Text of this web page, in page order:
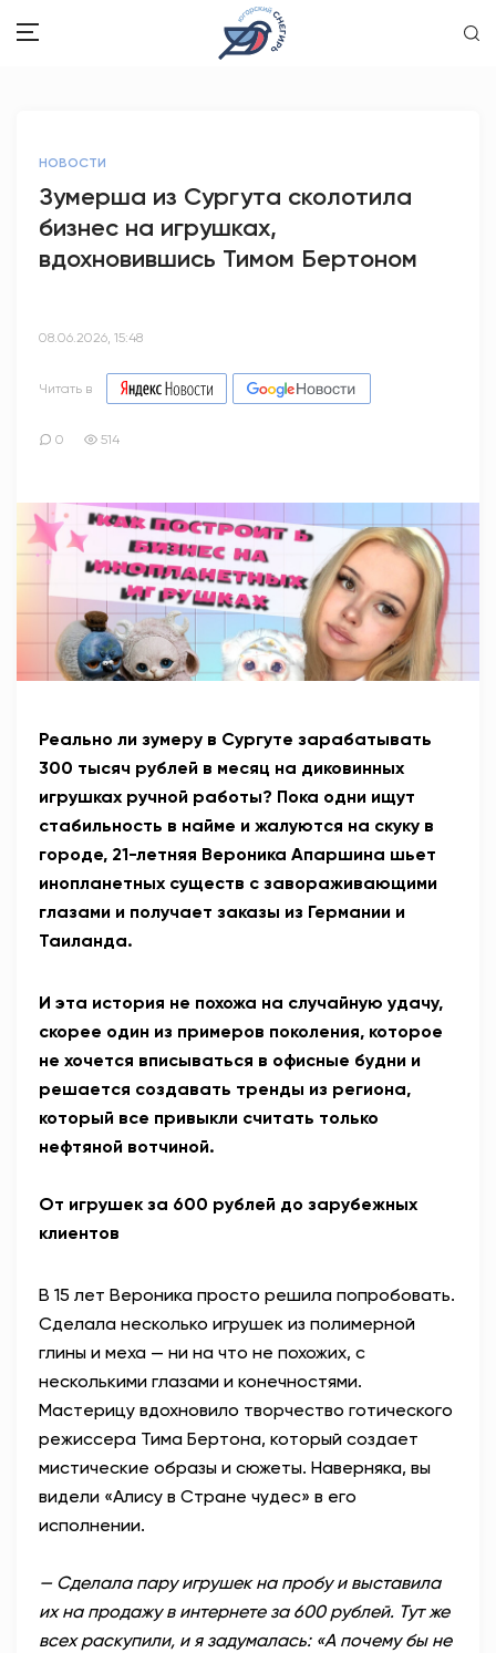
ОБРАЗОВАНИЕ
СПОРТ
АНТИТЕРРОР
НОВОСТИ
ОФИЦИАЛЬНО
82,17
Вход / Регистрация
НОВОСТИ
Зумерша из Сургута сколотила
бизнес на игрушках,
вдохновившись Тимом Бертоном
08.06.2026, 15:48
Читать в
0 514
Реально ли зумеру в Сургуте зарабатывать
300 тысяч рублей в месяц на диковинных
игрушках ручной работы? Пока одни ищут
стабильность в найме и жалуются на скуку в
городе, 21-летняя Вероника Апаршина шьет
инопланетных существ с завораживающими
глазами и получает заказы из Германии и
Таиланда.
И эта история не похожа на случайную удачу,
скорее один из примеров поколения, которое
не хочется вписываться в офисные будни и
решается создавать тренды из региона,
который все привыкли считать только
нефтяной вотчиной.
От игрушек за 600 рублей до зарубежных
клиентов
В 15 лет Вероника просто решила попробовать.
Сделала несколько игрушек из полимерной
глины и меха — ни на что не похожих, с
несколькими глазами и конечностями.
Мастерицу вдохновило творчество готического
режиссера Тима Бертона, который создает
мистические образы и сюжеты. Наверняка, вы
видели «Алису в Стране чудес» в его
исполнении.
— Сделала пару игрушек на пробу и выставила
их на продажу в интернете за 600 рублей. Тут же
всех раскупили, и я задумалась: «А почему бы не